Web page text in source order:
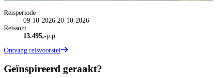
Reisperiode
09-10-2026 20-10-2026
Reissom
13.495,-p.p.
Ontvang reisvoorstel
Geïnspireerd geraakt?